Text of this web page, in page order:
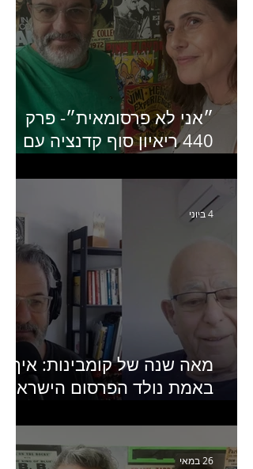
״אני לא פרסומאית״- פרק
440 ריאיון סוף קדנציה עם
מנכ״לית באומן בר ריבנאי
מאה שנה של קומבינות: איך
באמת נולד הפרסום
מחבר הספר "מסע פרסום:
פרקים בחיי הפרסום
4 ביוני
26 במאי